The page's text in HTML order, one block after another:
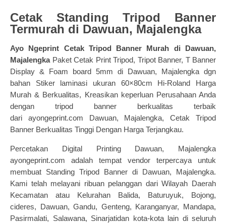
Cetak Standing Tripod Banner
Termurah di Dawuan, Majalengka
Ayo Ngeprint Cetak Tripod Banner Murah di Dawuan,
Majalengka Paket Cetak Print Tripod, Tripot Banner, T Banner
Display & Foam board 5mm di Dawuan, Majalengka dgn
bahan Stiker laminasi ukuran 60×80cm Hi-Roland Harga
Murah & Berkualitas, Kreasikan keperluan Perusahaan Anda
dengan tripod banner berkualitas terbaik
dari ayongeprint.com Dawuan, Majalengka, Cetak Tripod
Banner Berkualitas Tinggi Dengan Harga Terjangkau.
Percetakan Digital Printing Dawuan, Majalengka
ayongeprint.com adalah tempat vendor terpercaya untuk
membuat Standing Tripod Banner di Dawuan, Majalengka.
Kami telah melayani ribuan pelanggan dari Wilayah Daerah
Kecamatan atau Kelurahan Balida, Baturuyuk, Bojong,
cideres, Dawuan, Gandu, Genteng, Karanganyar, Mandapa,
Pasirmalati, Salawana, Sinarjatidan kota-kota lain di seluruh